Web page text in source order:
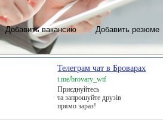
Телеграм чат в Броварах
t.me/brovary_wtf
Приєднуйтесь
та запрошуйте друзів
прямо зараз!
Добавить вакансию Добавить резюме